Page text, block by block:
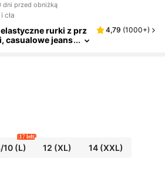
dni przed obniżką
cła
rurki z prz
casualowe jeans
4,79 (1000+)
10(L)
17 left
12 (XL) 14 (XXL)